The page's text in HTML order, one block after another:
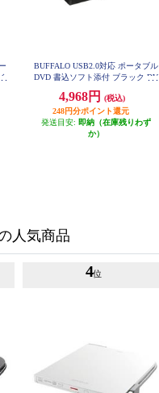
BUFFALO USB2.0対応 ポータブル
DVD 書込ソフト添付 ブラック DV
4,968円
(税込)
248円分ポイント還元
発送目安: 即納（在庫残りわず
か）
人気商品
4位